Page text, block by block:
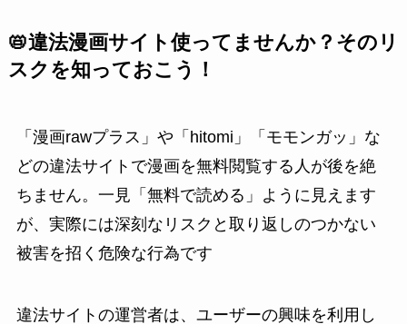
📛違法漫画サイト使ってませんか？そのリ
スクを知っておこう！
「漫画rawプラス」や「hitomi」「モモンガッ」な
どの違法サイトで漫画を無料閲覧する人が後を絶
ちません。一見「無料で読める」ように見えます
が、実際には深刻なリスクと取り返しのつかない
被害を招く危険な行為です
違法サイトの運営者は、ユーザーの興味を利用し